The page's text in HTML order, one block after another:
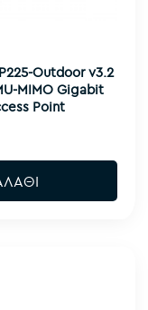
Outdoor v3.2
MIMO Gigabit
Point